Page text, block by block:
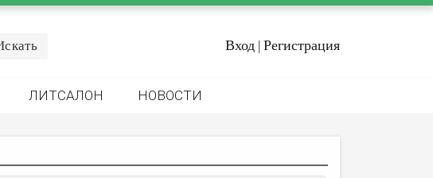
Вход | Регистрация
ЛИТСАЛОН НОВОСТИ